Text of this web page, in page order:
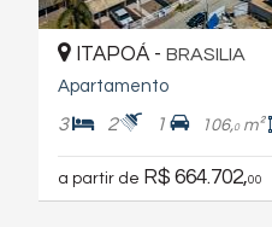
ITAPOÁ - BRASILIA
Apartamento
3 2 1 106,0m²
a partir de R$ 664.702,00